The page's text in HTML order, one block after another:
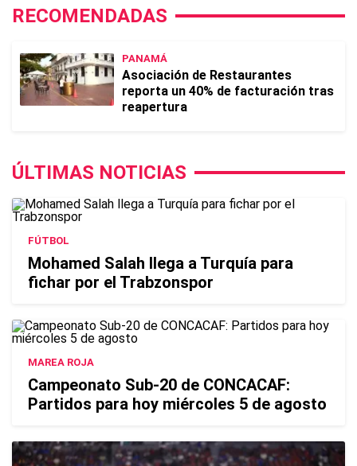
RECOMENDADAS
PANAMÁ
Asociación de Restaurantes
reporta un 40% de facturación tras
reapertura
ÚLTIMAS NOTICIAS
FÚTBOL
Mohamed Salah llega a Turquía para
fichar por el Trabzonspor
MAREA ROJA
Campeonato Sub-20 de CONCACAF:
Partidos para hoy miércoles 5 de agosto